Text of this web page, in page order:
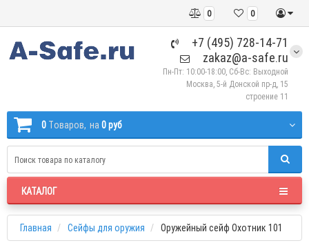
0
0
+7 (495) 728-14-71
zakaz@a-safe.ru
Пн-Пт: 10:00-18:00, Сб-Вс: Выходной
Москва, 5-й Донской пр-д, 15
строение 11
0 Tоваров, на 0 руб
КАТАЛОГ
Главная Сейфы для оружия Оружейный сейф Охотник 101